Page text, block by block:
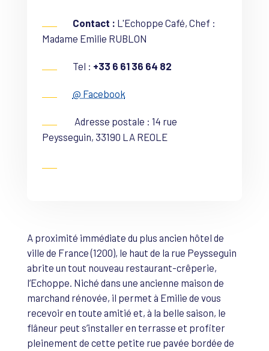
Contact : L'Echoppe Café, Chef :
Madame Emilie RUBLON
Tel : +33 6 61 36 64 82
@ Facebook
Adresse postale : 14 rue
Peysseguin, 33190 LA REOLE
A proximité immédiate du plus ancien hôtel de
ville de France (1200), le haut de la rue Peysseguin
abrite un tout nouveau restaurant-crêperie,
l’Echoppe. Niché dans une ancienne maison de
marchand rénovée, il permet à Emilie de vous
recevoir en toute amitié et, à la belle saison, le
flâneur peut s’installer en terrasse et profiter
pleinement de cette petite rue pavée bordée de